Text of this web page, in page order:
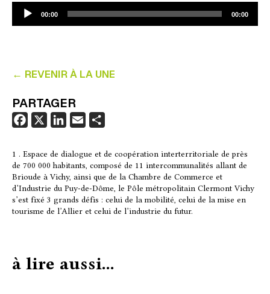
← REVENIR À LA UNE
PARTAGER
c
e
b
o
o
X
n
k
e
d
I
a
i
l
r
t
a
g
e
1 . Espace de dialogue et de coopération interterritoriale de près
de 700 000 habitants, composé de 11 intercommunalités allant de
Brioude à Vichy, ainsi que de la Chambre de Commerce et
d’Industrie du Puy-de-Dôme, le Pôle métropolitain Clermont Vichy
s’est fixé 3 grands défis : celui de la mobilité, celui de la mise en
tourisme de l’Allier et celui de l’industrie du futur.
Lecteur
audio
00:00 00:00
à lire aussi...